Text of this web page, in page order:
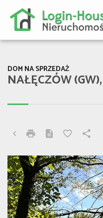
NAŁĘCZÓW
DOM NA SPRZEDAŻ